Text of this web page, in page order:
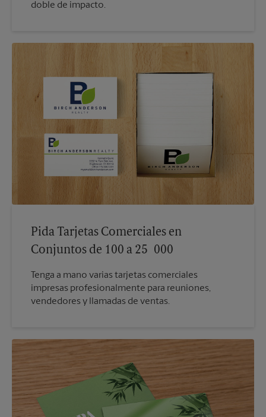
doble de impacto.
Pida Tarjetas Comerciales en
Conjuntos de 100 a 25 000
Tenga a mano varias tarjetas comerciales
impresas profesionalmente para reuniones,
vendedores y llamadas de ventas.